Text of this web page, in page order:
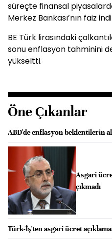
süreçte finansal
Merkez Bankası’nın faiz
BE Türk lirasındaki
sonu enflasyon tahminini
yükseltti.
Öne Çıkanlar
ABD'de enflasyon beklentilerin
Asgari
çıkmadı
Türk-İş'ten asgari ücret